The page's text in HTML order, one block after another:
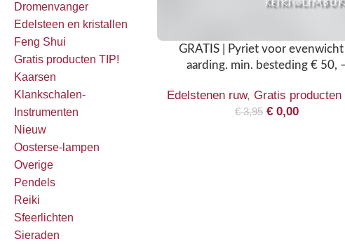
Dromenvanger
Edelsteen en kristallen
Feng Shui
Gratis producten TIP!
Kaarsen
Klankschalen-
Instrumenten
Nieuw
Oosterse-lampen
Overige
Pendels
Reiki
Sfeerlichten
Sieraden
GRATIS | Pyriet voor
aarding. min. besteding € 50,
Edelstenen ruw, Gratis producten
€3,95 € 0,00